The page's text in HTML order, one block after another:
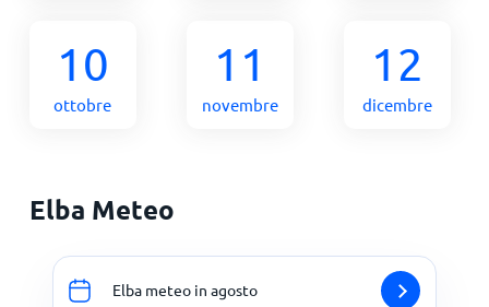
10
ottobre
11
novembre
12
dicembre
Elba Meteo
Elba meteo in agosto